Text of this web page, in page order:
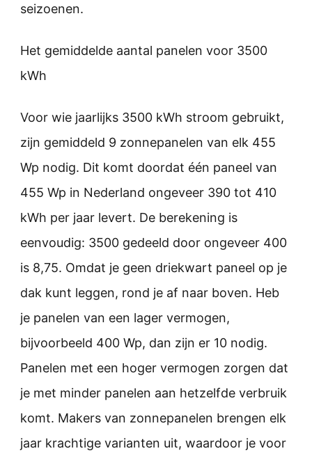
seizoenen.
Het gemiddelde aantal panelen voor 3500
kWh
Voor wie jaarlijks 3500 kWh stroom gebruikt,
zijn gemiddeld 9 zonnepanelen van elk 455
Wp nodig. Dit komt doordat één paneel van
455 Wp in Nederland ongeveer 390 tot 410
kWh per jaar levert. De berekening is
eenvoudig: 3500 gedeeld door ongeveer 400
is 8,75. Omdat je geen driekwart paneel op je
dak kunt leggen, rond je af naar boven. Heb
je panelen van een lager vermogen,
bijvoorbeeld 400 Wp, dan zijn er 10 nodig.
Panelen met een hoger vermogen zorgen dat
je met minder panelen aan hetzelfde verbruik
komt. Makers van zonnepanelen brengen elk
jaar krachtige varianten uit, waardoor je voor